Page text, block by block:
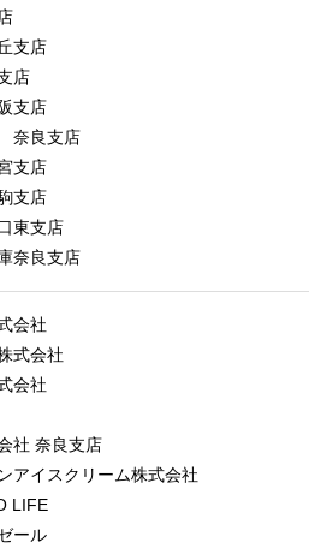
支店
店
支店
奈良支店
支店
支店
東支店
奈良支店
会社
式会社
会社
社 奈良支店
アイスクリーム株式会社
LIFE
ール